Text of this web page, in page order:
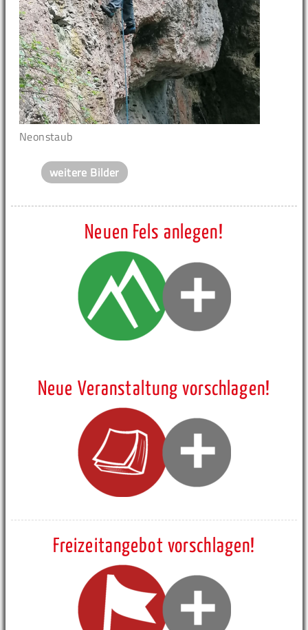
Neonstaub
weitere Bilder
Neuen Fels anlegen!
Neue Veranstaltung vorschlagen!
Freizeitangebot vorschlagen!